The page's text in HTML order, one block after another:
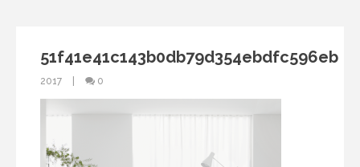
51f41e41c143b0db79d354ebdfc596eb
2017 0